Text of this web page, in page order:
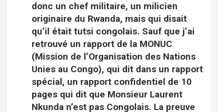
donc un chef militaire, un milicien
originaire du Rwanda, mais qui disait
qu’il était tutsi congolais. Sauf que j’ai
retrouvé un rapport de la MONUC
(Mission de l’Organisation des Nations
Unies au Congo), qui dit dans un rapport
spécial, un rapport confidentiel de 10
pages qui dit que Monsieur Laurent
Nkunda n’est pas Congolais. La preuve